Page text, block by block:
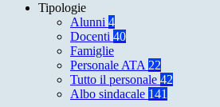
Tipologie
Alunni 4
Docenti 40
Famiglie
Personale ATA 22
Tutto il personale 42
Albo sindacale 141